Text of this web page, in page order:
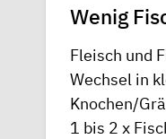
Wenig
Fleisch und
Wechsel in
Knochen/
1 bis 2 x